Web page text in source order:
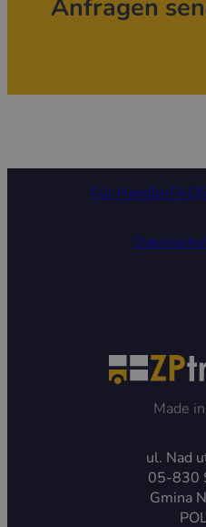
Anfragen
Für HändlerFAQ
Made
ul. Nad
05-830
Gmina